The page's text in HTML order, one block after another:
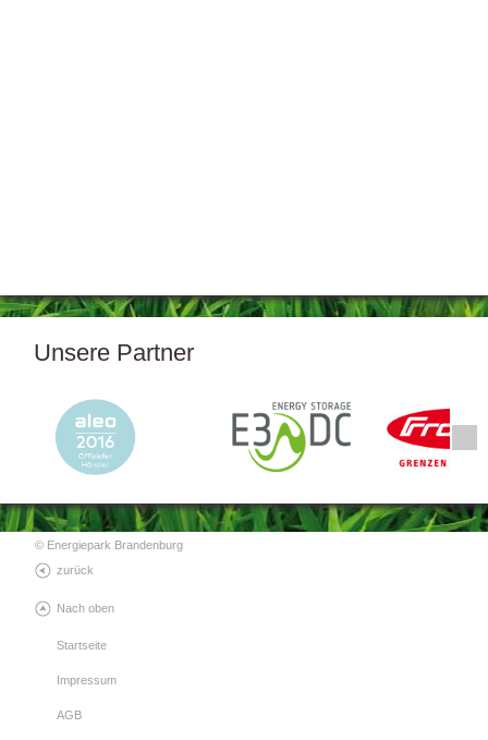
Unsere Partner
© Energiepark Brandenburg
zurück
Nach oben
Startseite
Impressum
AGB